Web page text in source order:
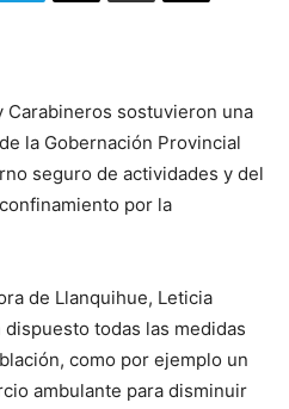
Carabineros sostuvieron una
la Gobernación Provincial
seguro de actividades y del
por la
de Llanquihue, Leticia
todas las medidas
como por ejemplo un
ambulante para disminuir